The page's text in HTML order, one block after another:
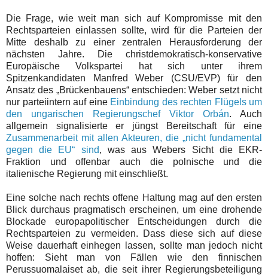
Die Frage, wie weit man sich auf Kompromisse mit den
Rechtsparteien einlassen sollte, wird für die Parteien der
Mitte deshalb zu einer zentralen Herausforderung der
nächsten Jahre. Die christdemokratisch-konservative
Europäische Volkspartei hat sich unter ihrem
Spitzenkandidaten Manfred Weber (CSU/EVP) für den
Ansatz des „Brückenbauens“ entschieden: Weber setzt nicht
nur parteiintern auf eine Einbindung des rechten Flügels um
den ungarischen Regierungschef Viktor Orbán. Auch
allgemein signalisierte er jüngst Bereitschaft für eine
Zusammenarbeit mit allen Akteuren, die „nicht fundamental
gegen die EU“ sind, was aus Webers Sicht die EKR-
Fraktion und offenbar auch die polnische und die
italienische Regierung mit einschließt.
Eine solche nach rechts offene Haltung mag auf den ersten
Blick durchaus pragmatisch erscheinen, um eine drohende
Blockade europapolitischer Entscheidungen durch die
Rechtsparteien zu vermeiden. Dass diese sich auf diese
Weise dauerhaft einhegen lassen, sollte man jedoch nicht
hoffen: Sieht man von Fällen wie den finnischen
Perussuomalaiset ab, die seit ihrer Regierungsbeteiligung